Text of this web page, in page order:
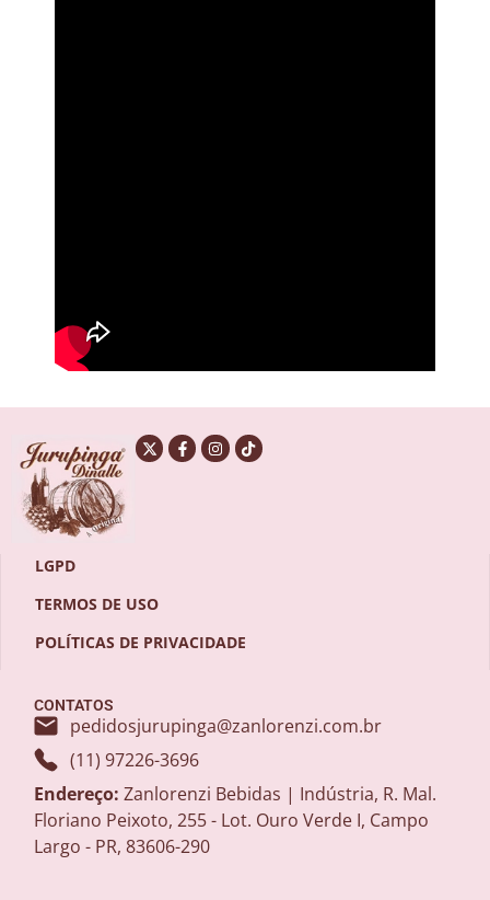
LGPD
TERMOS DE USO
POLÍTICAS DE PRIVACIDADE
CONTATOS
pedidosjurupinga@zanlorenzi.com.br
(11) 97226-3696
Endereço: Zanlorenzi Bebidas | Indústria, R. Mal.
Floriano Peixoto, 255 - Lot. Ouro Verde I, Campo
Largo - PR, 83606-290